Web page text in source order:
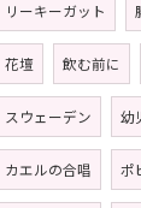
リーキーガット
花壇 飲む前に
スウェーデン 幼
カエルの合唱 ポ